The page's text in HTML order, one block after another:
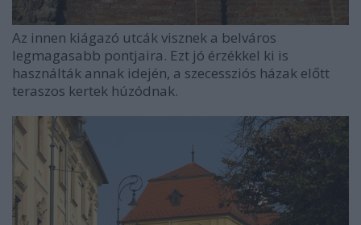
Az innen kiágazó utcák visznek a belváros
legmagasabb pontjaira. Ezt jó érzékkel ki is
használták annak idején, a szecessziós házak előtt
teraszos kertek húzódnak.